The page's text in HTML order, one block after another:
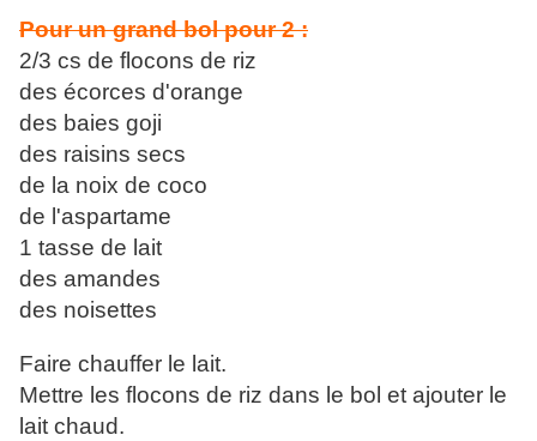
Pour un grand bol pour 2 :
2/3 cs de flocons de riz
des écorces d'orange
des baies goji
des raisins secs
de la noix de coco
de l'aspartame
1 tasse de lait
des amandes
des noisettes
Faire chauffer le lait.
Mettre les flocons de riz dans le bol et ajouter le
lait chaud.